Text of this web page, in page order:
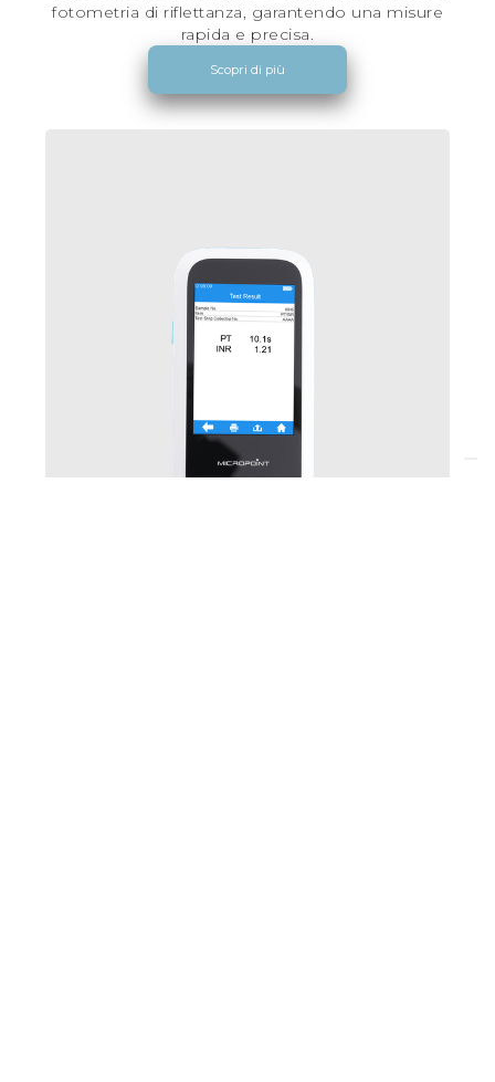
fotometria di riflettanza, garantendo una misure
rapida e precisa.
Scopri di più